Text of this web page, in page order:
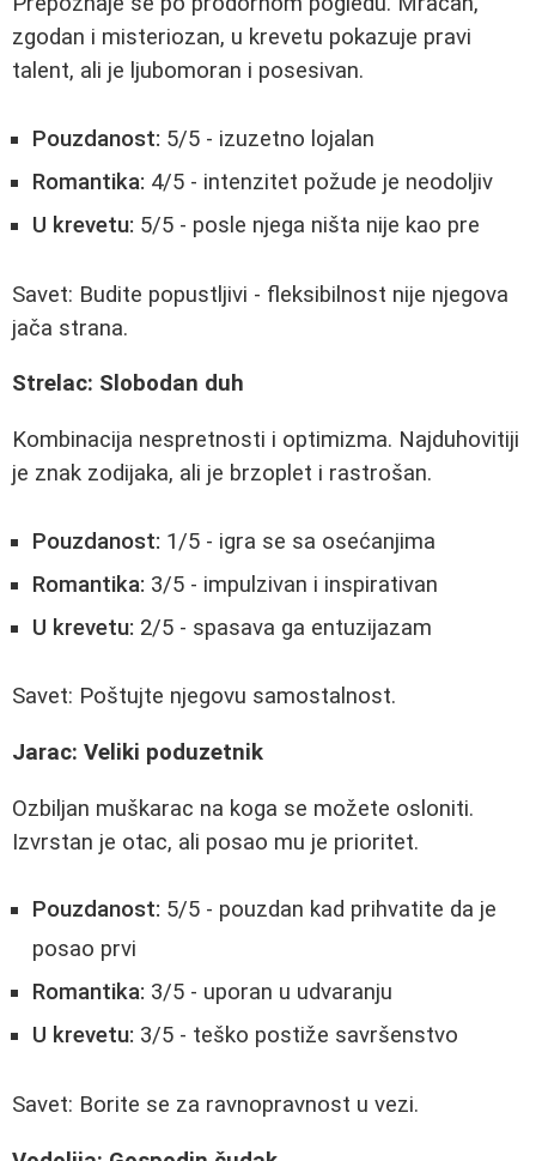
zgodan i misteriozan, u krevetu pokazuje pravi
talent, ali je ljubomoran i posesivan.
Pouzdanost: 5/5 - izuzetno lojalan
Romantika: 4/5 - intenzitet požude je neodoljiv
U krevetu: 5/5 - posle njega ništa nije kao pre
Savet: Budite popustljivi - fleksibilnost nije njegova
jača strana.
Strelac: Slobodan duh
Kombinacija nespretnosti i optimizma. Najduhovitiji
je znak zodijaka, ali je brzoplet i rastrošan.
Pouzdanost: 1/5 - igra se sa osećanjima
Romantika: 3/5 - impulzivan i inspirativan
U krevetu: 2/5 - spasava ga entuzijazam
Savet: Poštujte njegovu samostalnost.
Jarac: Veliki poduzetnik
Ozbiljan muškarac na koga se možete osloniti.
Izvrstan je otac, ali posao mu je prioritet.
Pouzdanost: 5/5 - pouzdan kad prihvatite da je
posao prvi
Romantika: 3/5 - uporan u udvaranju
U krevetu: 3/5 - teško postiže savršenstvo
Savet: Borite se za ravnopravnost u vezi.